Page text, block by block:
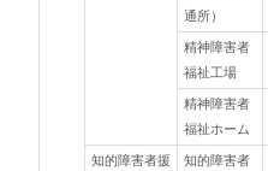
通所）
精神障害者
福祉工場
精神障害者
福祉ホーム
知的障害者援
知的障害者